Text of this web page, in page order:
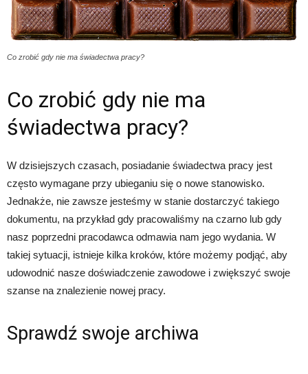
Co zrobić gdy nie ma świadectwa pracy?
Co zrobić gdy nie ma
świadectwa pracy?
W dzisiejszych czasach, posiadanie świadectwa pracy jest
często wymagane przy ubieganiu się o nowe stanowisko.
Jednakże, nie zawsze jesteśmy w stanie dostarczyć takiego
dokumentu, na przykład gdy pracowaliśmy na czarno lub gdy
nasz poprzedni pracodawca odmawia nam jego wydania. W
takiej sytuacji, istnieje kilka kroków, które możemy podjąć, aby
udowodnić nasze doświadczenie zawodowe i zwiększyć swoje
szanse na znalezienie nowej pracy.
Sprawdź swoje archiwa